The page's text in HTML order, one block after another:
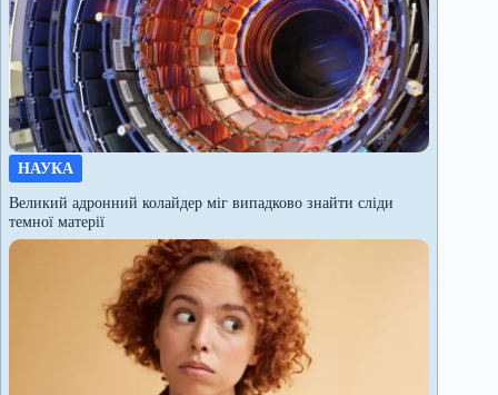
НАУКА
Великий адронний колайдер міг випадково знайти сліди
темної матерії